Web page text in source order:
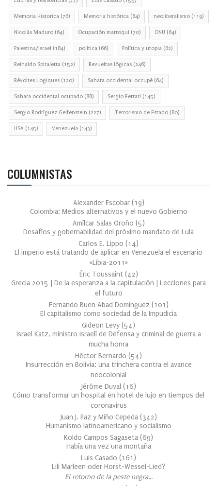
Memoria Historica (76) Memoria histórica (84) neoliberalismo (119)
Nicolás Maduro (64) Ocupación marroquí (70) ONU (64)
Palestina/Israel (184) política (66) Política y utopia (62)
Reinaldo Spitaletta (152) Revueltas lógicas (246)
Révoltes Logiques (120) Sahara occidental occupé (64)
Sahara occidental ocupado (88) Sergio Ferrari (145)
Sergio Rodríguez Gelfenstein (227) Terrorismo de Estado (80)
USA (145) Venezuela (143)
COLUMNISTAS
Alexander Escobar (19)
Colombia: Medios alternativos y el nuevo Gobierno
Amílcar Salas Oroño (5)
Desafíos y gobernabilidad del próximo mandato de Lula
Carlos E. Lippo (14)
El imperio está tratando de aplicar en Venezuela el escenario
«Libia-2011»
Éric Toussaint (42)
Grecia 2015 | De la esperanza a la capitulación | Lecciones para
el futuro
Fernando Buen Abad Domínguez (101 )
El capitalismo como sociedad de la Impudicia
Gideon Levy (54)
Israel Katz, ministro israelí de Defensa y criminal de guerra a
mucha honra
Héctor Bernardo (54)
Insurrección en Bolivia: una trinchera contra el avance
neocolonial
Jérôme Duval (16)
Cómo transformar un hospital en hotel de lujo en tiempos del
coronavirus
Juan J. Paz y Miño Cepeda (342)
Humanismo latinoamericano y socialismo
Koldo Campos Sagaseta (69)
Había una vez una montaña
Luis Casado (161 )
Lili Marleen oder Horst-Wessel-Lied?
El retorno de la peste negra…